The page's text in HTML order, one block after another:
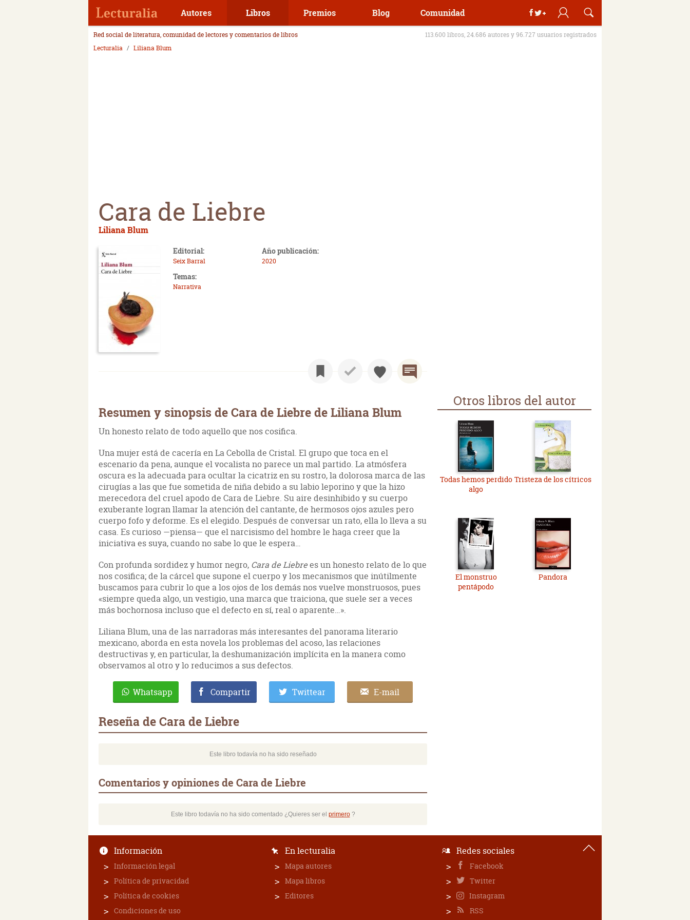
Autores Libros Premios Blog Comunidad
Red social de literatura, comunidad de lectores y comentarios de libros
113.600 libros, 24.686 autores y 96.727 usuarios registrados
Lecturalia
Liliana Blum
Cara de Liebre
Liliana Blum
Editorial:
Seix Barral
Año publicación:
2020
Temas:
Narrativa
Resumen y sinopsis de Cara de Liebre de Liliana Blum
Un honesto relato de todo aquello que nos cosifica.
Una mujer está de cacería en La Cebolla de Cristal. El grupo que toca en el
escenario da pena, aunque el vocalista no parece un mal partido. La atmósfera
oscura es la adecuada para ocultar la cicatriz en su rostro, la dolorosa marca de las
cirugías a las que fue sometida de niña debido a su labio leporino y que la hizo
merecedora del cruel apodo de Cara de Liebre. Su aire desinhibido y su cuerpo
exuberante logran llamar la atención del cantante, de hermosos ojos azules pero
cuerpo fofo y deforme. Es el elegido. Después de conversar un rato, ella lo lleva a su
casa. Es curioso —piensa— que el narcisismo del hombre le haga creer que la
iniciativa es suya, cuando no sabe lo que le espera…
Con profunda sordidez y humor negro, Cara de Liebrees un honesto relato de lo que
nos cosifica; de la cárcel que supone el cuerpo y los mecanismos que inútilmente
buscamos para cubrir lo que a los ojos de los demás nos vuelve monstruosos, pues
«siempre queda algo, un vestigio, una marca que traiciona, que suele ser a veces
más bochornosa incluso que el defecto en sí, real o aparente…».
Liliana Blum, una de las narradoras más interesantes del panorama literario
mexicano, aborda en esta novela los problemas del acoso, las relaciones
destructivas y, en particular, la deshumanización implícita en la manera como
observamos al otro y lo reducimos a sus defectos.
Whatsapp Compartir Twittear E-mail
Reseña de Cara de Liebre
Este libro todavía no ha sido reseñado
Comentarios y opiniones de Cara de Liebre
Este libro todavía no ha sido comentado ¿Quieres ser el primero?
Otros libros del autor
Todas hemos perdido
algo
Tristeza de los cítricos
El monstruo
pentápodo
Pandora
Información
Información legal
Política de privacidad
Política de cookies
Condiciones de uso
En lecturalia
Mapa autores
Mapa libros
Editores
Redes sociales
Facebook
Twitter
Instagram
RSS